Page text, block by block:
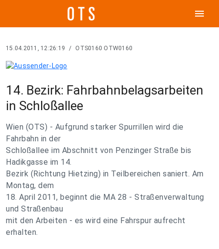
menu
15.04.2011, 12:26:19 / OTS0160 OTW0160
14. Bezirk: Fahrbahnbelagsarbeiten
in Schloßallee
Wien (OTS) - Aufgrund starker Spurrillen wird die
Fahrbahn in der
Schloßallee im Abschnitt von Penzinger Straße bis
Hadikgasse im 14.
Bezirk (Richtung Hietzing) in Teilbereichen saniert. Am
Montag, dem
18. April 2011, beginnt die MA 28 - Straßenverwaltung
und Straßenbau
mit den Arbeiten - es wird eine Fahrspur aufrecht
erhalten.